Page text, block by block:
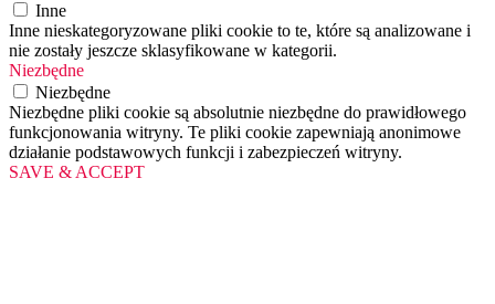
Inne
Inne nieskategoryzowane pliki cookie to te, które są analizowane i
nie zostały jeszcze sklasyfikowane w kategorii.
Niezbędne
Niezbędne
Niezbędne pliki cookie są absolutnie niezbędne do prawidłowego
funkcjonowania witryny. Te pliki cookie zapewniają anonimowe
działanie podstawowych funkcji i zabezpieczeń witryny.
SAVE & ACCEPT